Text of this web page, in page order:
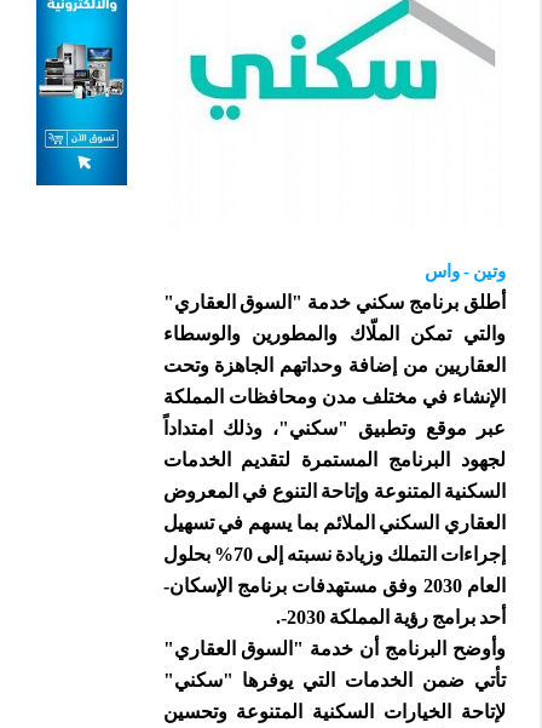
وتين - واس
أطلق برنامج سكني خدمة "السوق العقاري"
والتي تمكن الملّاك والمطورين والوسطاء
العقاريين من إضافة وحداتهم الجاهزة وتحت
الإنشاء في مختلف مدن ومحافظات المملكة
عبر موقع وتطبيق "سكني"، وذلك امتداداً
لجهود البرنامج المستمرة لتقديم الخدمات
السكنية المتنوعة وإتاحة التنوع في المعروض
العقاري السكني الملائم بما يسهم في تسهيل
إجراءات التملك وزيادة نسبته إلى 70% بحلول
العام 2030 وفق مستهدفات برنامج الإسكان-
أحد برامج رؤية المملكة 2030-.
وأوضح البرنامج أن خدمة "السوق العقاري"
تأتي ضمن الخدمات التي يوفرها "سكني"
لإتاحة الخيارات السكنية المتنوعة وتحسين